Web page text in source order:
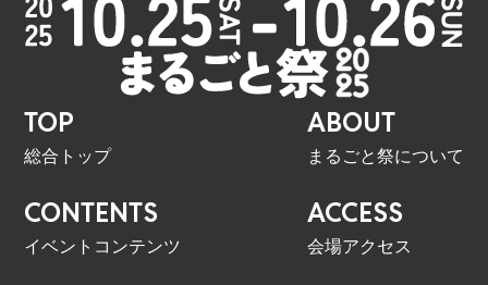
TOP
総合トップ
CONTENTS
イベントコンテンツ
ABOUT
まるごと祭について
ACCESS
会場アクセス